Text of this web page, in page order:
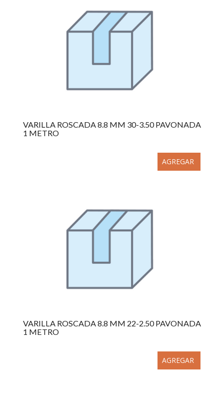
VARILLA ROSCADA 8.8 MM 30-3.50 PAVONADA
1 METRO
AGREGAR
VARILLA ROSCADA 8.8 MM 22-2.50 PAVONADA
1 METRO
AGREGAR